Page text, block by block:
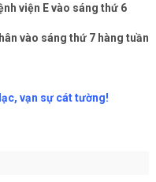
viện E vào sáng thứ 6
vào sáng thứ 7 hàng tuần
vạn sự cát tường!